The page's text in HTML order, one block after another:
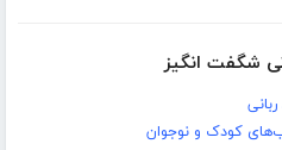
شگفت انگیز
کودک و نوجوان